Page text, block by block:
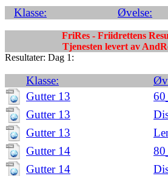
Klasse: Øvelse:
FriRes - Friidrettens
Tjenesten levert av
Resultater: Dag 1:
Klasse:
Gutter 13
Gutter 13
Gutter 13
Gutter 14
Gutter 14